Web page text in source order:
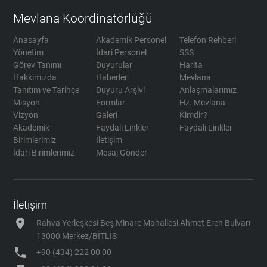
Mevlana Koordinatörlüğü
Anasayfa
Yönetim
Görev Tanımı
Hakkımızda
Tanıtım ve Tarihçe
Misyon
Vizyon
Akademik
Birimlerimiz
İdari Birimlerimiz
Akademik Personel
İdari Personel
Duyurular
Haberler
Duyuru Arşivi
Formlar
Galeri
Faydalı Linkler
İletişim
Mesaj Gönder
Telefon Rehberi
SSS
Harita
Mevlana
Anlaşmalarımız
Hz. Mevlana
Kimdir?
Faydalı Linkler
İletişim
location_on
Rahva Yerleşkesi Beş Minare Mahallesi Ahmet Eren Bulvarı
13000 Merkez/BİTLİS
phone +90 (434) 222 00 00